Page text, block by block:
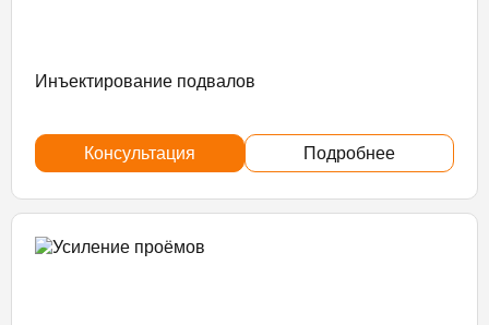
Инъектирование подвалов
Консультация Подробнее